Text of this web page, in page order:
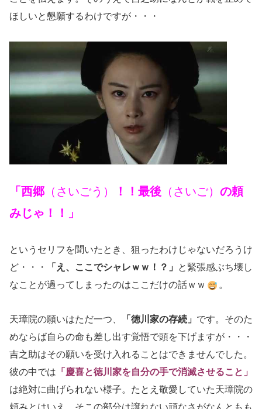
ほしいと懇願するわけですが・・・
「西郷 （さいごう） ！！最後 （さいご） の頼
みじゃ！！」
というセリフを聞いたとき、狙ったわけじゃないだろうけ
ど・・・
「え、ここでシャレｗｗ！？」
と緊張感ぶち壊し
なことが過ってしまったのはここだけの話ｗｗ
。
天璋院の願いはただ一つ、 「徳川家の存続」 です。そのた
めならば自らの命も差し出す覚悟で頭を下げますが・・・
吉之助はその願いを受け入れることはできませんでした。
彼の中では 「慶喜と徳川家を自分の手で消滅させること」
は絶対に曲げられない様子。たとえ敬愛していた天璋院の
頼みとはいえ、そこの部分は譲れない頑なさがなんともも